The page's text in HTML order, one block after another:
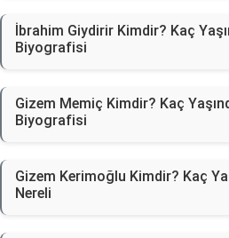
İbrahim Giydirir Kimdir? Kaç
Biyografisi
Gizem Memiç Kimdir? Kaç
Biyografisi
Gizem Kerimoğlu Kimdir? Kaç
Nereli